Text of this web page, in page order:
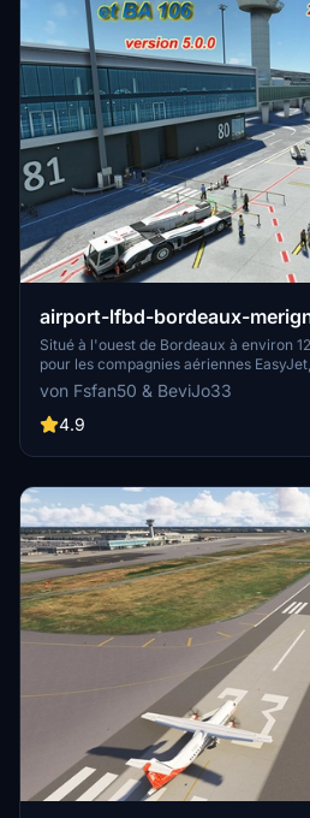
airport-lfbd-bordeaux-
Situé à l'ouest de Bordeaux à environ
pour les compagnies aériennes
partie de sa superficie est occupée par
version 5 est simplement la fusion des
bordeaux-merignac" et "airport-
taxiways apparus après les dernières
von Fsfan50 & BeviJo33
4.9